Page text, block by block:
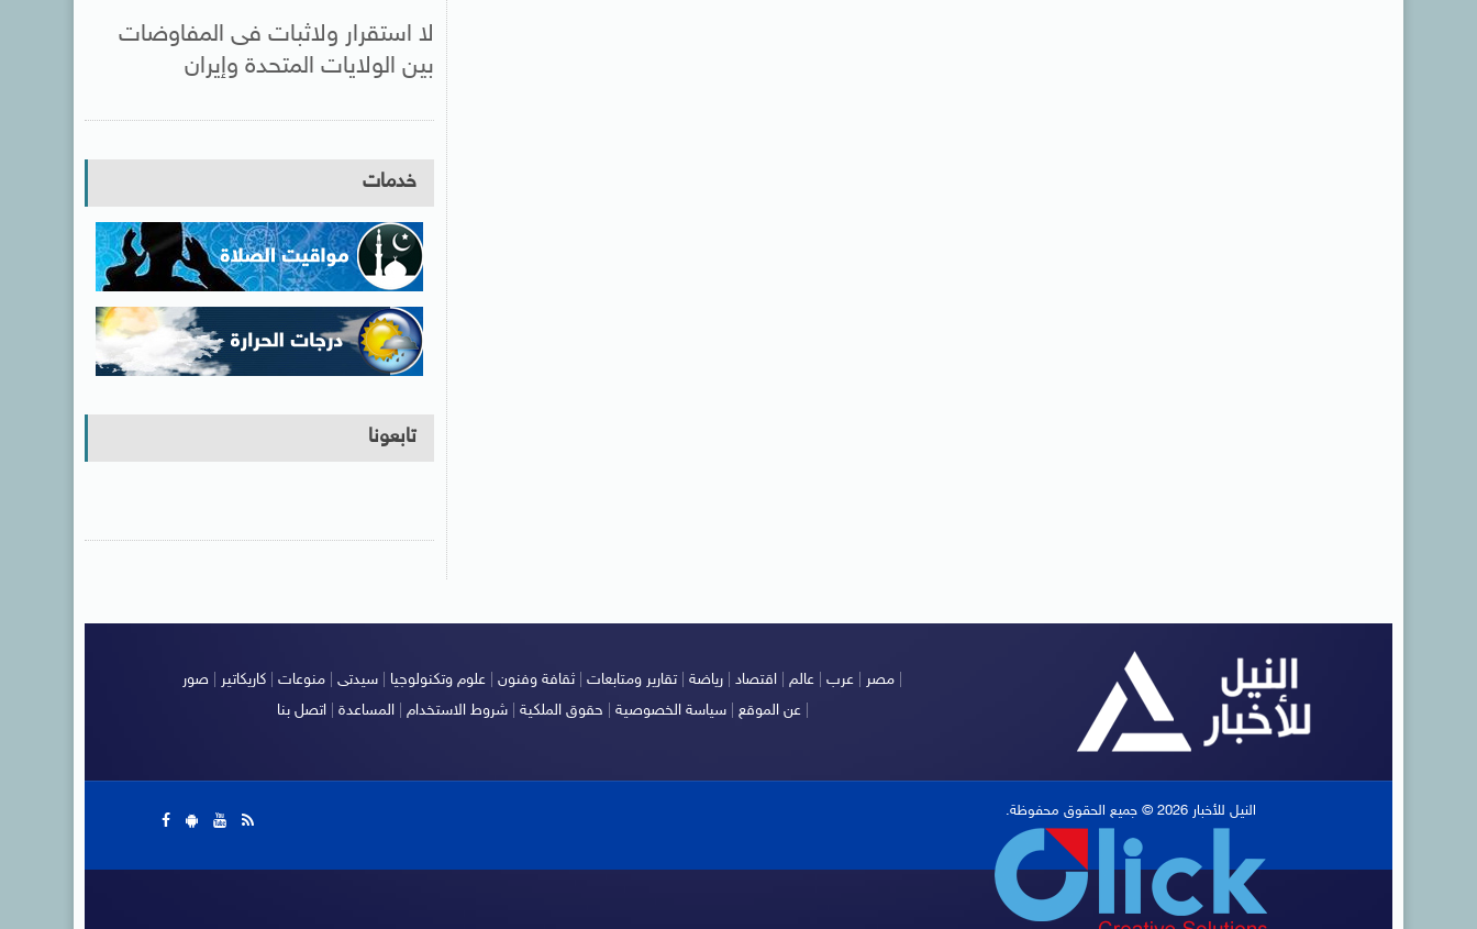
لا استقرار ولاثبات فى المفاوضات
بين الولايات المتحدة وإيران
خدمات
تابعونا
مصر عرب عالم اقتصاد رياضة |تقارير ومتابعات |ثقافة وفنون علوم وتكنولوجيا سيدتى منوعات كاريكاتير صور
عن الموقع |سياسة الخصوصية حقوق الملكية |شروط الاستخدام |المساعدة |اتصل بنا |
النيل للأخبار 2026 © جميع الحقوق محفوظة.